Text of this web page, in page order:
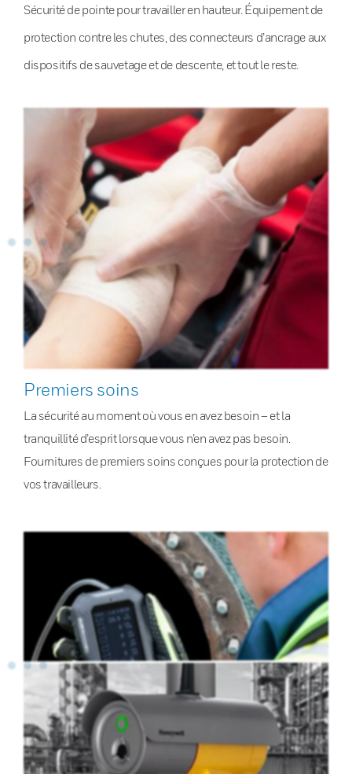
Sécurité de pointe pour travailler en hauteur. Équipement de
protection contre les chutes, des connecteurs d’ancrage aux
dispositifs de sauvetage et de descente, et tout le reste.
Premiers soins
La sécurité au moment où vous en avez besoin – et la
tranquillité d’esprit lorsque vous n’en avez pas besoin.
Fournitures de premiers soins conçues pour la protection de
vos travailleurs.